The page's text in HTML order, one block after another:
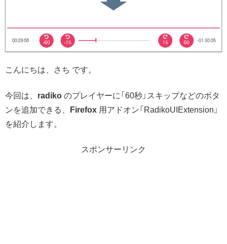
こんにちは、さち です。
今回は、 radiko のプレイヤーに「60秒」スキップなどのボタ
ンを追加できる、
Firefox 用アドオン「RadikoUIExtension」
を紹介します。
スポンサーリンク